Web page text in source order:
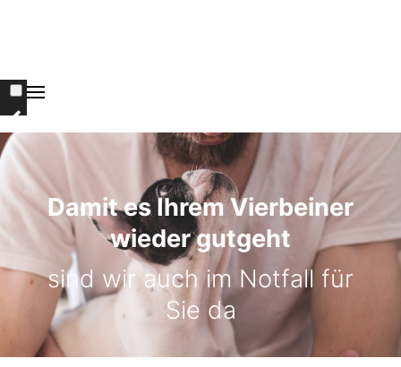
Damit es Ihrem Vierbeiner
wieder gutgeht
sind wir auch im Notfall für
Sie da